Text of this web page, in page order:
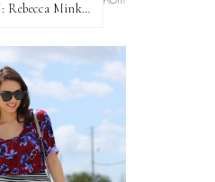
GIVEAWAY: Rebecca Minkoff Bag!